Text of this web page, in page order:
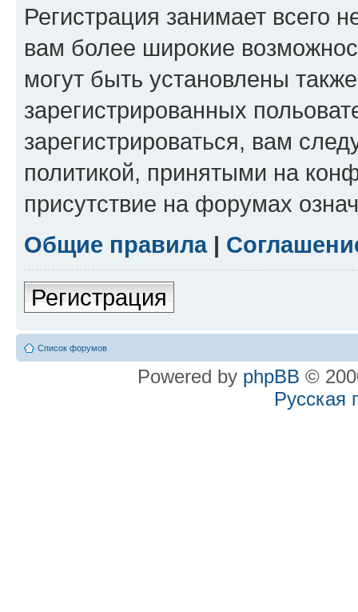
Регистрация занимает всего
вам более широкие
могут быть установлены
зарегистрированных
зарегистрироваться, вам
политикой, принятыми на
присутствие на форумах
Общие правила|
Регистрация
Список форумов
Powered by phpBB ©
Русская